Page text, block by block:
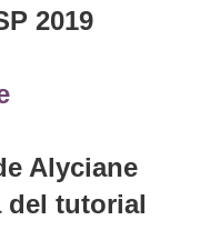
2019
Alyciane
del tutorial